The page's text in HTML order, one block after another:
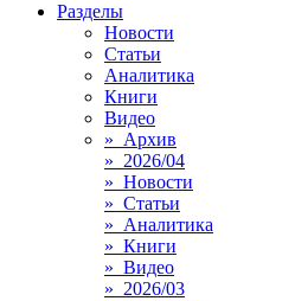
Разделы
Новости
Статьи
Аналитика
Книги
Видео
» Архив
» 2026/04
» Новости
» Статьи
» Аналитика
» Книги
» Видео
» 2026/03